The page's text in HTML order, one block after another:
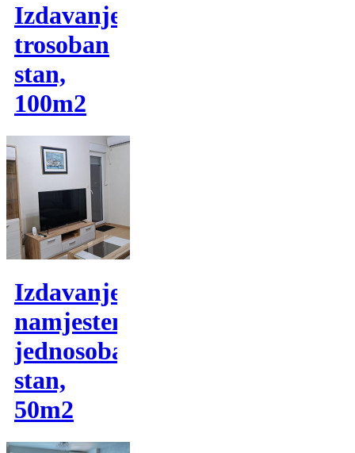
Izdavanje,
trosoban
stan,
100m2
Izdavanje,
namjesten
jednosoban
stan,
50m2